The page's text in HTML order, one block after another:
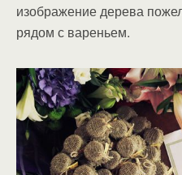
изображение дерева
рядом с вареньем.